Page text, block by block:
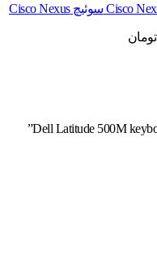
سوئیچ Cisco Nexus
تومان